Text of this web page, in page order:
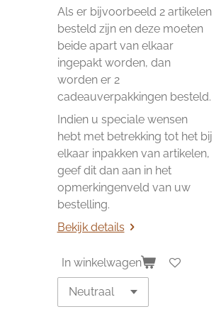
Als er bijvoorbeeld 2 artikelen
besteld zijn en deze moeten
beide apart van elkaar
ingepakt worden, dan
worden er 2
cadeauverpakkingen besteld.
Indien u speciale wensen
hebt met betrekking tot het bij
elkaar inpakken van artikelen,
geef dit dan aan in het
opmerkingenveld van uw
bestelling.
Bekijk details
In winkelwagen